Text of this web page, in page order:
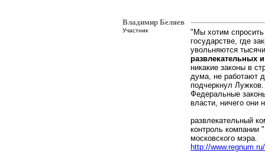
Владимир Беляев
Участник
"Мы хотим спросить
государстве, где
увольняются
развлекательных
никакие законы в
дума, не работают
подчеркнул
Федеральные
власти, ничего они
развлекательный
контроль компании
московского мэра.
http://